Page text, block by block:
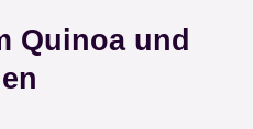
Quinoa und